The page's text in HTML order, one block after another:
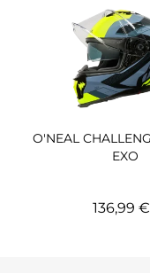
O'NEAL
EXO
136,99